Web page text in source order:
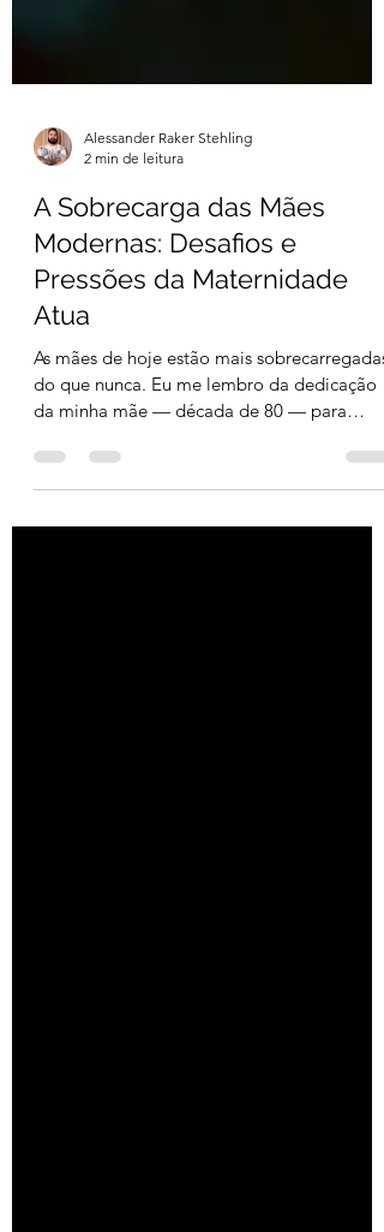
Alessander Raker Stehling
2 min de leitura
A Sobrecarga das Mães
Modernas: Desafios e
Atua
As mães de hoje estão mais sobrecarregadas
da minha mãe — década de 80 — para
cuidar de mim e meu...